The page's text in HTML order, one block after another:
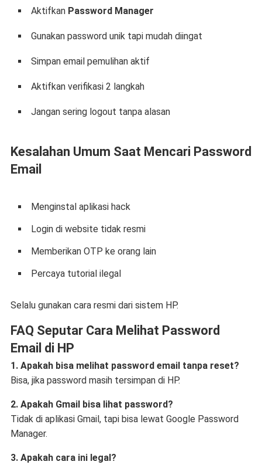
Aktifkan Password Manager
Gunakan password unik tapi mudah diingat
Simpan email pemulihan aktif
Aktifkan verifikasi 2 langkah
Jangan sering logout tanpa alasan
Kesalahan Umum Saat Mencari Password
Email
Menginstal aplikasi hack
Login di website tidak resmi
Memberikan OTP ke orang lain
Percaya tutorial ilegal
Selalu gunakan cara resmi dari sistem HP.
FAQ Seputar Cara Melihat Password
Email di HP
1. Apakah bisa melihat password email tanpa reset?
Bisa, jika password masih tersimpan di HP.
2. Apakah Gmail bisa lihat password?
Tidak di aplikasi Gmail, tapi bisa lewat Google Password
Manager.
3. Apakah cara ini legal?